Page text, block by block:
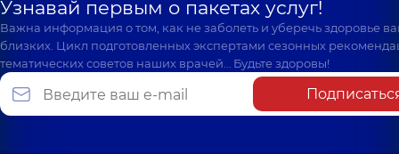
Узнавай первым о пакетах услуг!
Важна информация о том, как не заболеть и уберечь здоровье
близких. Цикл подготовленных экспертами сезонных
тематических советов наших врачей… Будьте здоровы!